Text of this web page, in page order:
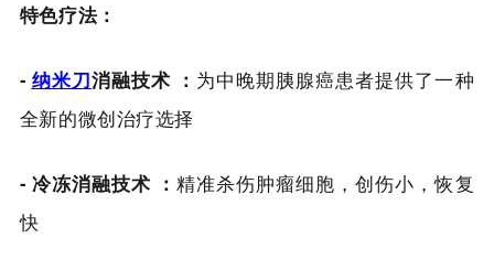
特色疗法：
- 纳米刀消融技术 ： 为中晚期胰腺癌患者提供了一种
全新的微创治疗选择
- 冷冻消融技术 ： 精准杀伤肿瘤细胞，创伤小，恢复
快